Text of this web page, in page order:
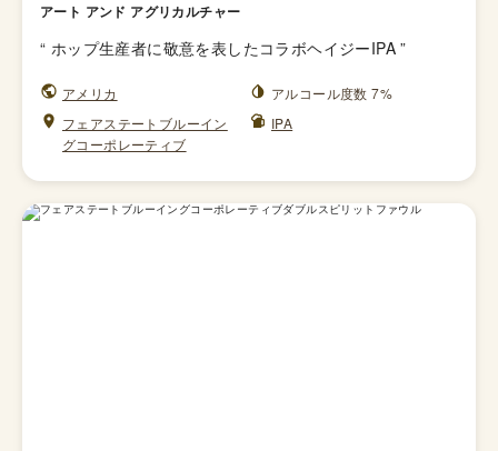
アート アンド アグリカルチャー
“ ホップ生産者に敬意を表したコラボヘイジーIPA ”
アメリカ
アルコール度数 7%
フェアステートブルーイン
グコーポレーティブ
IPA